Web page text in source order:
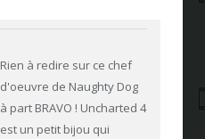
Rien à redire sur ce chef
d'oeuvre de Naughty Dog
à part BRAVO ! Uncharted 4
est un petit bijou qui